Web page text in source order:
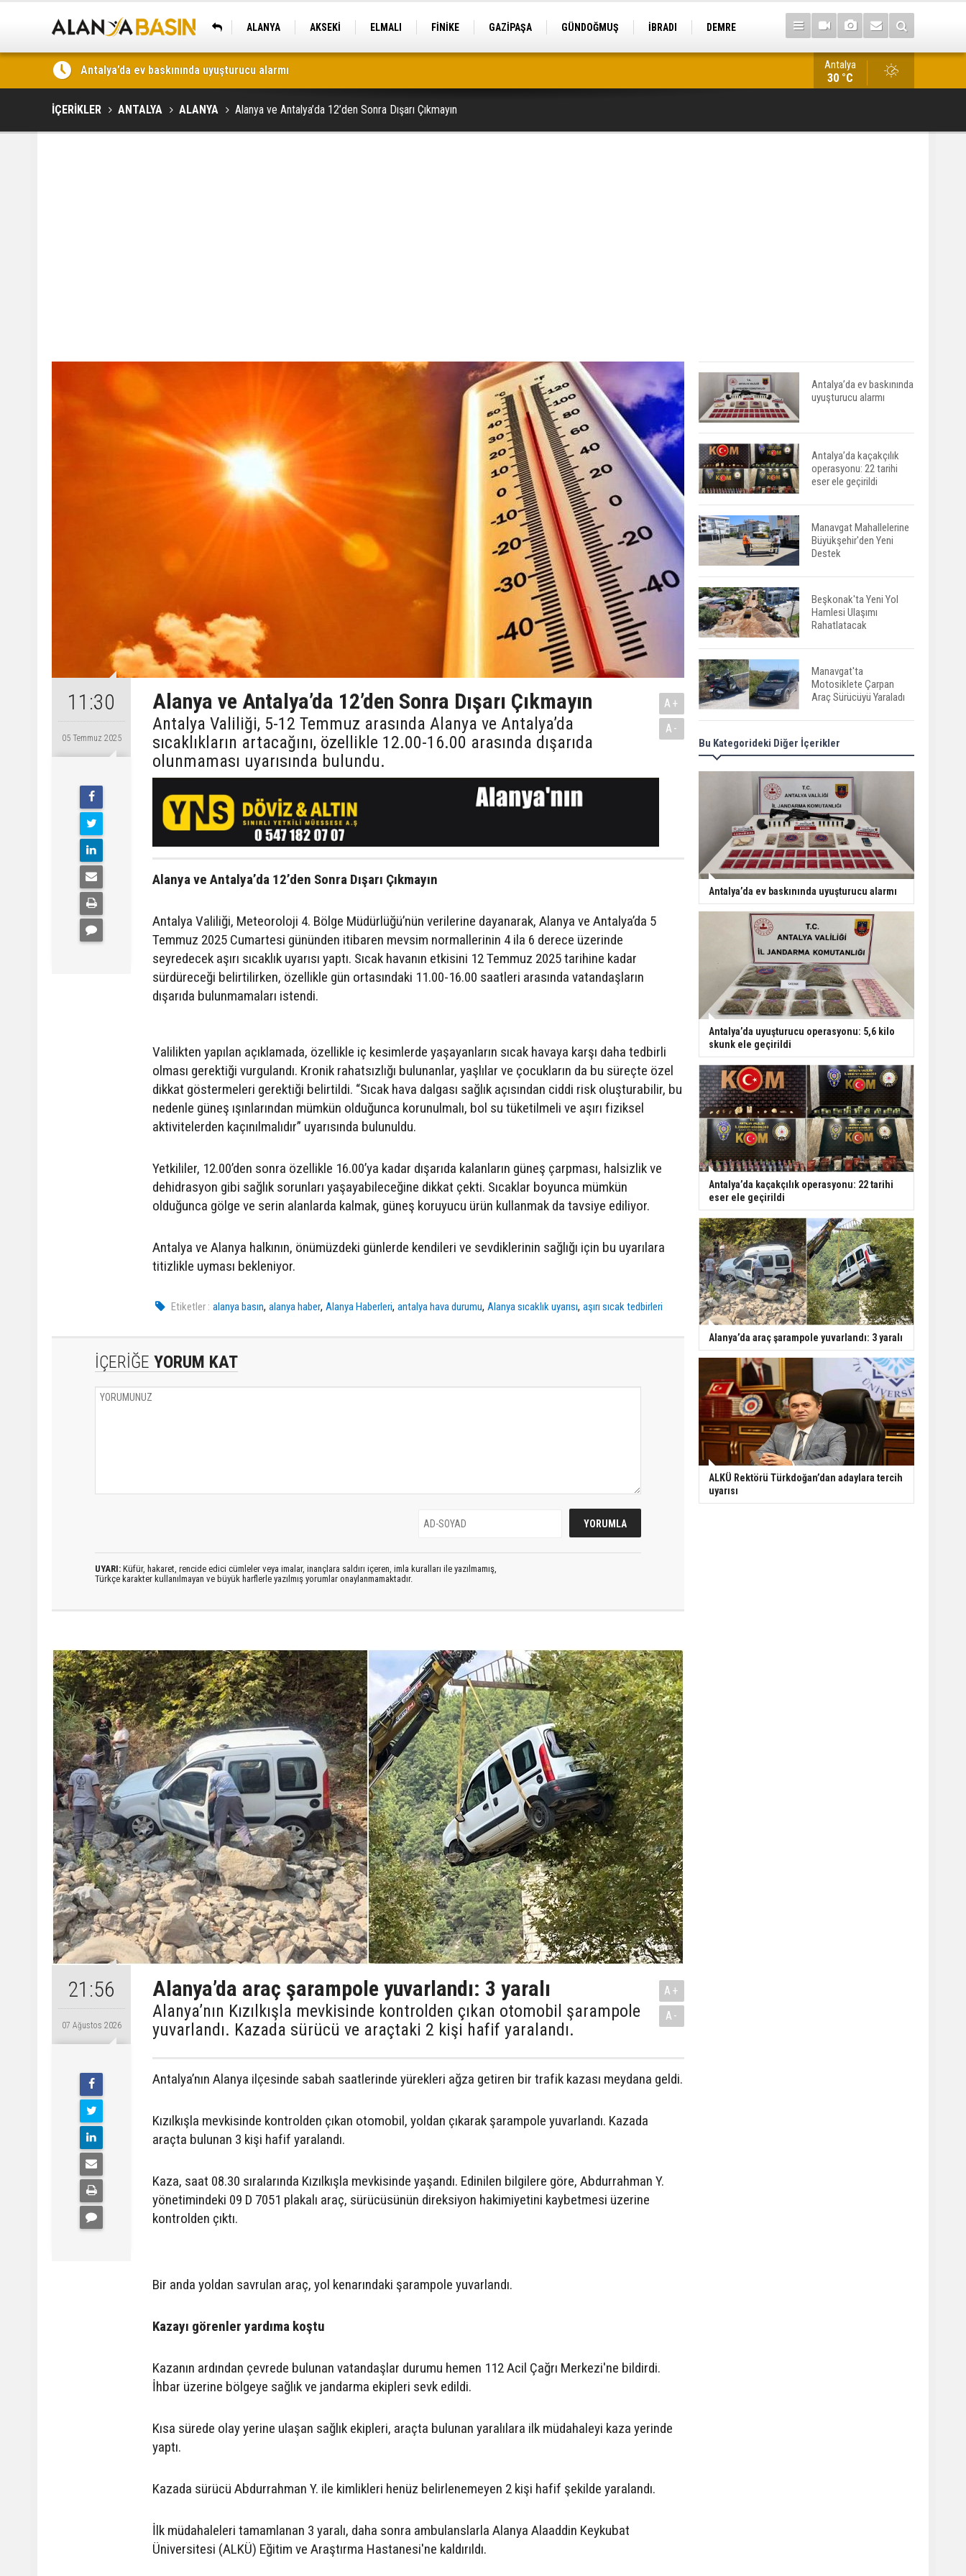
ALANYA AKSEKİ ELMALI FİNİKE GAZİPAŞA GÜNDOĞMUŞ İBRADI
DEMRE
Antalya’da uyuşturucu operasyonu: 5,6 kilo skunk ele geçirildi Antalya’da kaçakçılık operasyonu: 22 tarihi eser ele geçirildi
Antalya
30 °C
İÇERİKLER ANTALYA ALANYA Alanya ve Antalya’da 12’den Sonra Dışarı Çıkmayın
11:30
05 Temmuz 2025
Alanya ve Antalya’da 12’den Sonra Dışarı Çıkmayın
Antalya Valiliği, 5-12 Temmuz arasında Alanya ve Antalya’da
sıcaklıkların artacağını, özellikle 12.00-16.00 arasında dışarıda
olunmaması uyarısında bulundu.
A+
A-
Alanya ve Antalya’da 12’den Sonra Dışarı Çıkmayın
Antalya Valiliği, Meteoroloji 4. Bölge Müdürlüğü’nün verilerine dayanarak, Alanya ve Antalya’da 5
Temmuz 2025 Cumartesi gününden itibaren mevsim normallerinin 4 ila 6 derece üzerinde
seyredecek aşırı sıcaklık uyarısı yaptı. Sıcak havanın etkisini 12 Temmuz 2025 tarihine kadar
sürdüreceği belirtilirken, özellikle gün ortasındaki 11.00-16.00 saatleri arasında vatandaşların
dışarıda bulunmamaları istendi.
Valilikten yapılan açıklamada, özellikle iç kesimlerde yaşayanların sıcak havaya karşı daha tedbirli
olması gerektiği vurgulandı. Kronik rahatsızlığı bulunanlar, yaşlılar ve çocukların da bu süreçte özel
dikkat göstermeleri gerektiği belirtildi. “Sıcak hava dalgası sağlık açısından ciddi risk oluşturabilir, bu
nedenle güneş ışınlarından mümkün olduğunca korunulmalı, bol su tüketilmeli ve aşırı fiziksel
aktivitelerden kaçınılmalıdır” uyarısında bulunuldu.
Yetkililer, 12.00’den sonra özellikle 16.00’ya kadar dışarıda kalanların güneş çarpması, halsizlik ve
dehidrasyon gibi sağlık sorunları yaşayabileceğine dikkat çekti. Sıcaklar boyunca mümkün
olduğunca gölge ve serin alanlarda kalmak, güneş koruyucu ürün kullanmak da tavsiye ediliyor.
Antalya ve Alanya halkının, önümüzdeki günlerde kendileri ve sevdiklerinin sağlığı için bu uyarılara
titizlikle uyması bekleniyor.
Etiketler : alanya basın,alanya haber,Alanya Haberleri,antalya hava durumu,Alanya sıcaklık uyarısı,aşırı sıcak tedbirleri
İÇERİĞE YORUM KAT
UYARI: Küfür, hakaret, rencide edici cümleler veya imalar, inançlara saldırı içeren, imla kuralları ile yazılmamış,
Türkçe karakter kullanılmayan ve büyük harflerle yazılmış yorumlar onaylanmamaktadır.
21:56
07 Ağustos 2026
Alanya’da araç şarampole yuvarlandı: 3 yaralı
Alanya’nın Kızılkışla mevkisinde kontrolden çıkan otomobil şarampole
yuvarlandı. Kazada sürücü ve araçtaki 2 kişi hafif yaralandı.
A+
A-
Antalya’nın Alanya ilçesinde sabah saatlerinde yürekleri ağza getiren bir trafik kazası meydana geldi.
Kızılkışla mevkisinde kontrolden çıkan otomobil, yoldan çıkarak şarampole yuvarlandı. Kazada
araçta bulunan 3 kişi hafif yaralandı.
Kaza, saat 08.30 sıralarında Kızılkışla mevkisinde yaşandı. Edinilen bilgilere göre, Abdurrahman Y.
yönetimindeki 09 D 7051 plakalı araç, sürücüsünün direksiyon hakimiyetini kaybetmesi üzerine
kontrolden çıktı.
Bir anda yoldan savrulan araç, yol kenarındaki şarampole yuvarlandı.
Kazayı görenler yardıma koştu
Kazanın ardından çevrede bulunan vatandaşlar durumu hemen 112 Acil Çağrı Merkezi'ne bildirdi.
İhbar üzerine bölgeye sağlık ve jandarma ekipleri sevk edildi.
Kısa sürede olay yerine ulaşan sağlık ekipleri, araçta bulunan yaralılara ilk müdahaleyi kaza yerinde
yaptı.
Kazada sürücü Abdurrahman Y. ile kimlikleri henüz belirlenemeyen 2 kişi hafif şekilde yaralandı.
İlk müdahaleleri tamamlanan 3 yaralı, daha sonra ambulanslarla Alanya Alaaddin Keykubat
Üniversitesi (ALKÜ) Eğitim ve Araştırma Hastanesi'ne kaldırıldı.
Antalya’da ev baskınında
uyuşturucu alarmı
Antalya’da kaçakçılık
operasyonu: 22 tarihi
eser ele geçirildi
Manavgat Mahallelerine
Büyükşehir'den Yeni
Destek
Beşkonak'ta Yeni Yol
Hamlesi Ulaşımı
Rahatlatacak
Manavgat'ta
Motosiklete Çarpan
Araç Sürücüyü Yaraladı
Gazipaşa’da gürültü
terörü: 305 bin liralık
ceza
Serik'te Yangın Seralara
ve Mezarlığa Sıçradı
Serik'te Orman Yangını!
İlk Müdahale
Vatandaşlardan
Manavgat'ta Anne ve
Kızına Otomobil Çarptı
Finike açıklarında 50
buluştu
Bu Kategorideki Diğer İçerikler
Antalya’da ev baskınında uyuşturucu alarmı
Antalya’da uyuşturucu operasyonu: 5,6 kilo
skunk ele geçirildi
Antalya’da kaçakçılık operasyonu: 22 tarihi
eser ele geçirildi
Alanya’da araç şarampole yuvarlandı: 3 yaralı
ALKÜ Rektörü Türkdoğan’dan adaylara tercih
uyarısı